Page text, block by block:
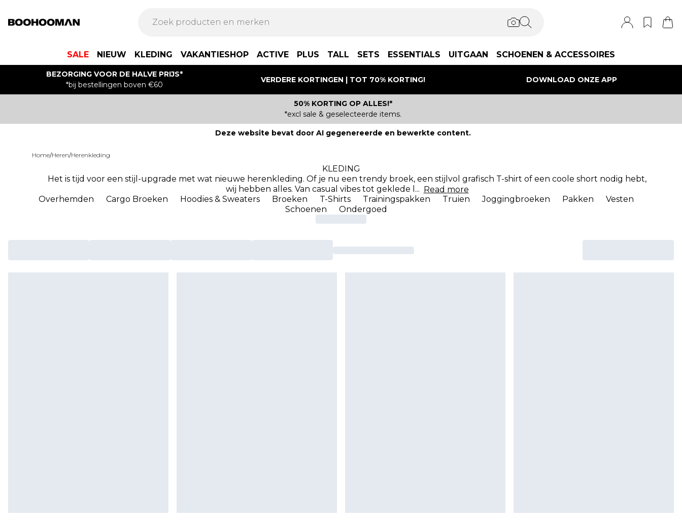
SALE NIEUW KLEDING VAKANTIESHOP ACTIVE PLUS TALL SETS ESSENTIALS UITGAAN SCHOENEN & ACCESSOIRES
BEZORGING VOOR DE HALVE PRIJS*
*bij bestellingen boven €60
VERDERE KORTINGEN | TOT 70% KORTING! DOWNLOAD ONZE APP
50% KORTING OP ALLES!*
*excl sale & geselecteerde items.
Deze website bevat door AI gegenereerde en bewerkte content.
Home/Heren/Herenkleding
KLEDING
Het is tijd voor een stijl-upgrade met wat nieuwe herenkleding. Of je nu een trendy broek, een stijlvol grafisch T-shirt of een coole short nodig hebt,
wij hebben alles. Van casual vibes tot geklede l ... Read more
Overhemden
Cargo Broeken Hoodies & Sweaters Broeken T-Shirts Trainingspakken Truien Joggingbroeken Pakken
Vesten
Schoenen
Ondergoed